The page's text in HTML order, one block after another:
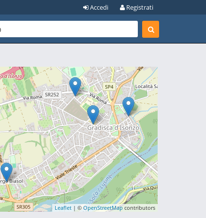
Registrati
Accedi
Leaflet | ©OpenStreetMapcontributors